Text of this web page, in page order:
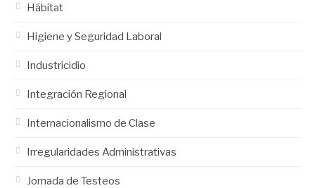
Hábitat
Higiene y Seguridad Laboral
Industricidio
Integración Regional
Internacionalismo de Clase
Irregularidades Administrativas
Jornada de Testeos